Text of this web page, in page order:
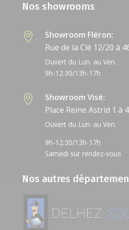
Nos showrooms

Showroom Fléron:
Rue de la Clé 12/20 à
Ouvert du Lun. au Ven.
9h-12.30/13h-17h

Showroom Visé:
Place Reine Astrid 1 à
Ouvert du Lun. au Ven.
9h-12.30/13h-17h
Samedi sur rendez-vous
Nos autres